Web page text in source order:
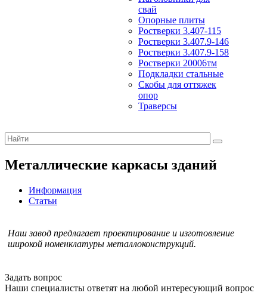
свай
Опорные плиты
Ростверки 3.407-115
Ростверки 3.407.9-146
Ростверки 3.407.9-158
Ростверки 20006тм
Подкладки стальные
Скобы для оттяжек
опор
Траверсы
Металлические каркасы зданий
Информация
Статьи
Наш завод предлагает проектирование и изготовление
широкой номенклатуры металлоконструкций.
Задать вопрос
Наши специалисты ответят на любой интересующий вопрос